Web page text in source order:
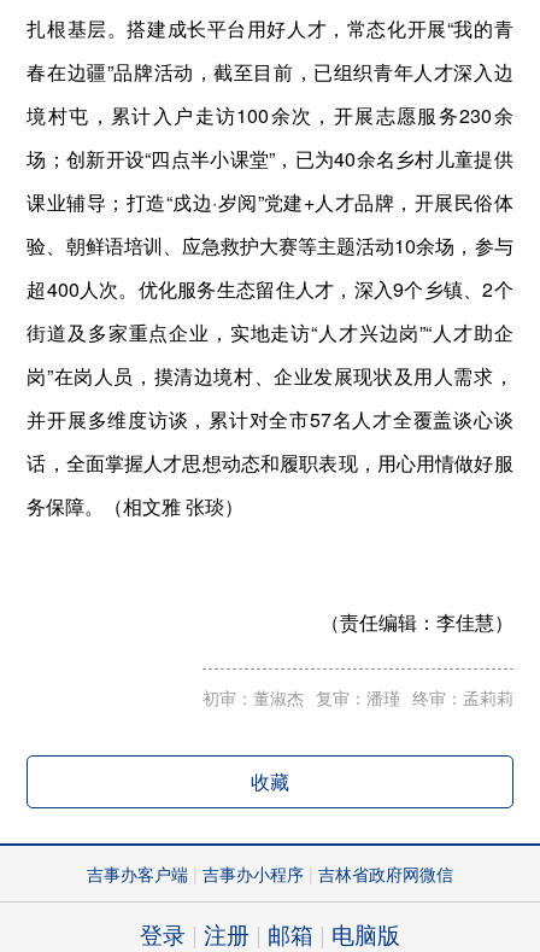
扎根基层。搭建成长平台用好人才，常态化开展“我的青
春在边疆”品牌活动，截至目前，已组织青年人才深入边
境村屯，累计入户走访100余次，开展志愿服务230余
场；创新开设“四点半小课堂”，已为40余名乡村儿童提供
课业辅导；打造“戍边·岁阅”党建+人才品牌，开展民俗体
验、朝鲜语培训、应急救护大赛等主题活动10余场，参与
超400人次。优化服务生态留住人才，深入9个乡镇、2个
街道及多家重点企业，实地走访“人才兴边岗”“人才助企
岗”在岗人员，摸清边境村、企业发展现状及用人需求，
并开展多维度访谈，累计对全市57名人才全覆盖谈心谈
话，全面掌握人才思想动态和履职表现，用心用情做好服
务保障。（相文雅 张琰）
（责任编辑： 李佳慧）
初审：董淑杰 复审：潘瑾 终审：孟莉莉
收藏